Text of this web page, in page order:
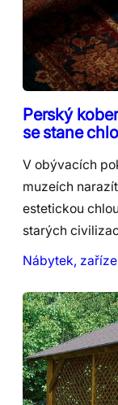
Perský
se stane
V obývacích
muzeích
estetickou
starých
Nábytek,